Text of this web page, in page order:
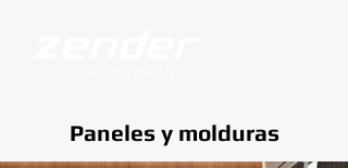
Paneles y molduras